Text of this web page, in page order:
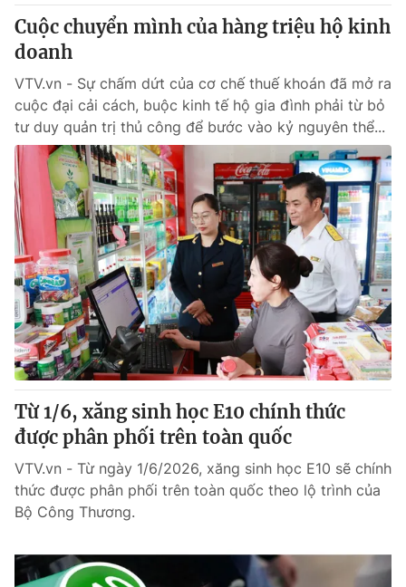
Cuộc chuyển mình của hàng triệu hộ kinh
doanh
VTV.vn - Sự chấm dứt của cơ chế thuế khoán đã mở ra
cuộc đại cải cách, buộc kinh tế hộ gia đình phải từ bỏ
tư duy quản trị thủ công để bước vào kỷ nguyên thể...
Từ 1/6, xăng sinh học E10 chính thức
được phân phối trên toàn quốc
VTV.vn - Từ ngày 1/6/2026, xăng sinh học E10 sẽ chính
thức được phân phối trên toàn quốc theo lộ trình của
Bộ Công Thương.